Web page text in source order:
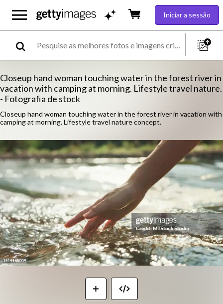
Iniciar a sessão
Closeup hand woman touching water in the forest river in
vacation with camping at morning. Lifestyle travel nature.
- Fotografia de stock
Closeup hand woman touching water in the forest river in vacation with
camping at morning. Lifestyle travel nature concept.